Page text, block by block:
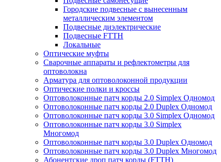
Городские подвесные с вынесенным
металлическим элементом
Подвесные диэлектрические
Подвесные FTTH
Локальные
Оптические муфты
Сварочные аппараты и рефлектометры для
оптоволокна
Арматура для оптоволоконной продукции
Оптические полки и кроссы
Оптоволоконные патч корды 2.0 Simplex Одномод
Оптоволоконные патч корды 2.0 Duplex Одномод
Оптоволоконные патч корды 3.0 Simplex Одномод
Оптоволоконные патч корды 3.0 Simplex
Многомод
Оптоволоконные патч корды 3.0 Duplex Одномод
Оптоволоконные патч корды 3.0 Duplex Многомод
Абонентские дроп патч корды (FTTH)